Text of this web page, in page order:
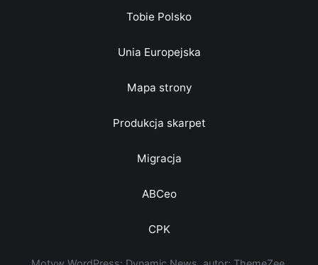
Tobie Polsko
Unia Europejska
Mapa strony
Produkcja skarpet
Migracja
ABCeo
CPK